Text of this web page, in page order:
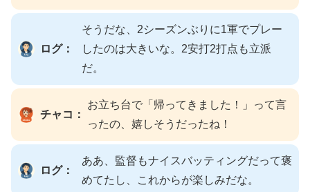
ログ：
そうだな、2シーズンぶりに1軍でプレー
したのは大きいな。2安打2打点も立派
だ。
チャコ：
お立ち台で「帰ってきました！」って言
ったの、嬉しそうだったね！
ログ：
ああ、監督もナイスバッティングだって褒
めてたし、これからが楽しみだな。